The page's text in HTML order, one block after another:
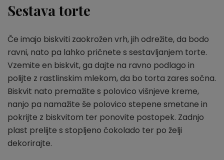
Sestava torte
Če imajo biskviti zaokrožen vrh, jih odrežite, da bodo
ravni, nato pa lahko pričnete s sestavljanjem torte.
Vzemite en biskvit, ga dajte na ravno podlago in
polijte z rastlinskim mlekom, da bo torta zares sočna.
Biskvit nato premažite s polovico višnjeve kreme,
nanjo pa namažite še polovico stepene smetane in
pokrijte z biskvitom ter ponovite postopek. Zadnjo
plast prelijte s stopljeno čokolado ter po želji
dekorirajte.